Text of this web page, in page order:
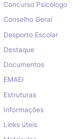
Concurso Psicólogo
Conselho Geral
Desporto Escolar
Destaque
Documentos
EMAEI
Estruturas
Informações
Links úteis